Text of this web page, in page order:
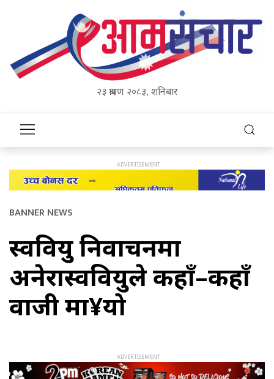
२३ श्रावण २०८३, शनिबार
BANNER NEWS
स्ववियु निर्वाचनमा
अनेरास्ववियुले कहाँ–कहाँ
वाजी मा¥यो